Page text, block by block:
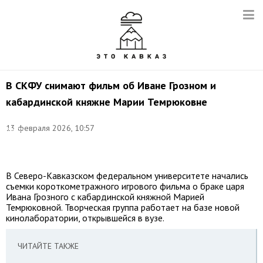
В СКФУ снимают фильм об Иване Грозном и
кабардинской княжне Марии Темрюковне
13 февраля 2026, 10:57
пресс-
В Северо-Кавказском федеральном университете начались
съемки короткометражного игрового фильма о браке царя
Ивана Грозного с кабардинской княжной Марией
Темрюковной. Творческая группа работает на базе новой
кинолаборатории, открывшейся в вузе.
ЧИТАЙТЕ ТАКЖЕ